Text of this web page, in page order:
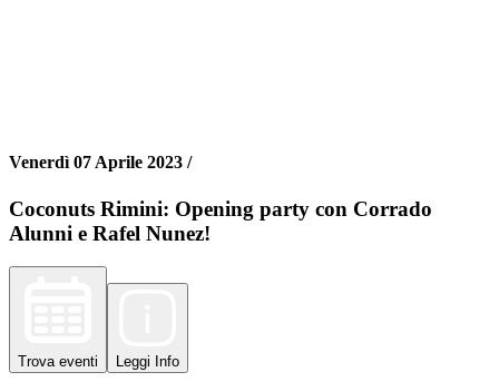
Venerdì 07 Aprile 2023 /
Coconuts Rimini: Opening party con Corrado
Alunni e Rafel Nunez!
Trova eventi Leggi Info